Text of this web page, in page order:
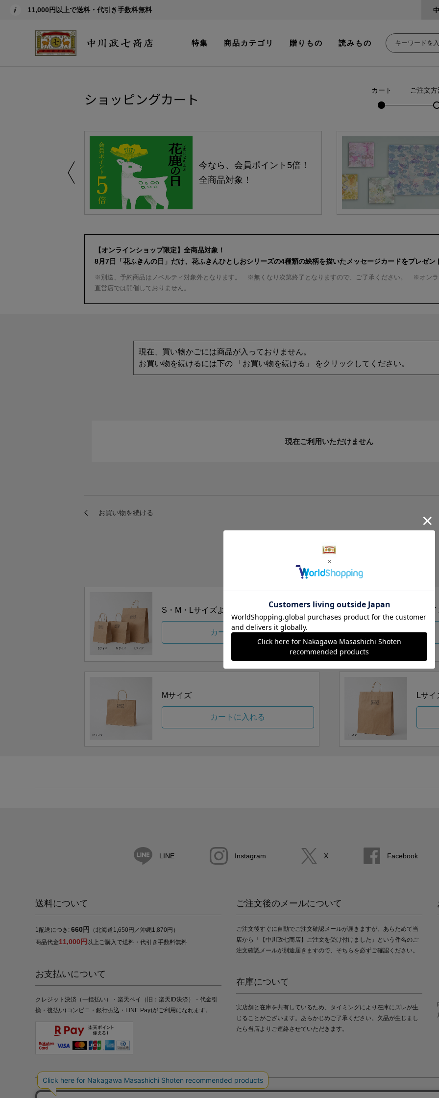
11,000円以上で送料・代引き手数料無料
特集 商品カテゴリ 贈りもの 読みもの
ショッピングカート カート ご注文
今なら、会員ポイント5倍！
全商品対象！
【オンラインショップ限定】全商品対象！
8月7日「花ふきんの日」だけ、花ふきんひとしおシリーズの4種類の絵柄を描いたメッセージカードをプレゼン
※別送、予約商品はノベルティ対象外となります。 ※無くなり次第終了となりますので、ご了承ください。 ※オンラ
直営店では開催しておりません。
現在、買い物かごには商品が入っておりません。
お買い物を続けるには下の 「お買い物を続ける」 をクリックしてください。
現在ご利用いただけません
手提げ袋（有料）はこちら
S・M・Lの3つサイズをご用意しております。
S・M・Lサイズより当店にお任せ
カートに入れる
Sサ
Mサイズ
カートに入れる
Lサイ
LINE Instagram X Facebook
送料について
1配送につき: 660円
（北海道1,650円／沖縄1,870円）
商品代金11,000円 以上ご購入で送料・代引き手数料無料
お支払いについて
クレジット決済（一括払い）・楽天ペイ（旧：楽天ID決済）・代金引
換・後払い(コンビニ・銀行振込・LINE Pay)がご利用になれます。
ご注文後のメールについて
ご注文後すぐに自動でご注文確認メールが届きますが、あらためて当
店から「【中川政七商店】ご注文を受け付けました」という件名のご
注文確認メールが別途届きますので、そちらを必ずご確認ください。
在庫について
実店舗と在庫を共有しているため、タイミングにより在庫にズレが生
じることがございます。あらかじめご了承ください。欠品が生じまし
たら当店よりご連絡させていただきます。